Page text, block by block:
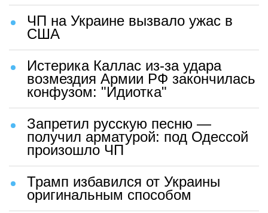
ЧП на Украине вызвало ужас в
США
Истерика Каллас из-за удара
возмездия Армии РФ закончилась
конфузом: "Идиотка"
Запретил русскую песню —
получил арматурой: под Одессой
произошло ЧП
Трамп избавился от Украины
оригинальным способом